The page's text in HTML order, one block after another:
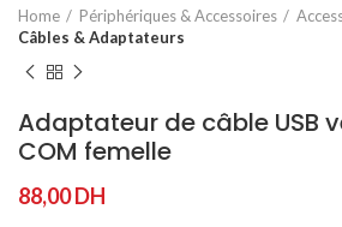
Home Périphériques & Accessoires
Câbles & Adaptateurs
Adaptateur de câble USB
COM femelle
88,00DH